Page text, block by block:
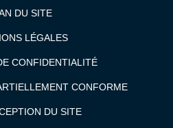
DU SITE
LÉGALES
CONFIDENTIALITÉ
CONFORME
DU SITE